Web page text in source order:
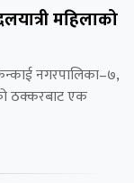
महिलाको
नगरपालिका–७,
ठक्करबाट एक